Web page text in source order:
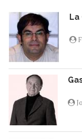
22
COMERCIALES Y
RESTAURACIÓN
22 enero 2026